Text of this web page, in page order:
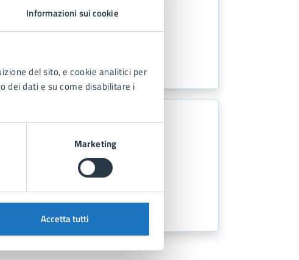
Informazioni sui cookie
del sito, e cookie analitici per
dei dati e su come disabilitare i
Marketing
Accetta tutti